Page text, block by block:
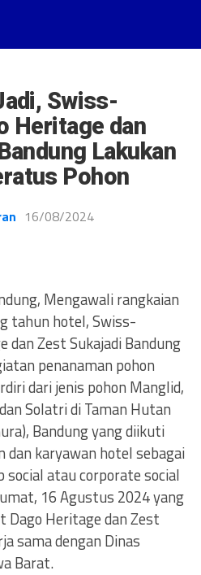
Swiss-
Heritage dan
Lakukan
Pohon
16/08/2024
Mengawali rangkaian
tahun hotel, Swiss-
dan Zest Sukajadi Bandung
penanaman pohon
dari jenis pohon Manglid,
Solatri di Taman Hutan
Bandung yang diikuti
dan karyawan hotel sebagai
atau corporate social
16 Agustus 2024 yang
Heritage dan Zest
sama dengan Dinas
Barat.